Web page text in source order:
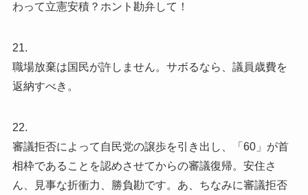
わって立憲安積？ホント勘弁して！
21.
職場放棄は国民が許しません。サボるなら、議員歳費を
返納すべき。
22.
審議拒否によって自民党の譲歩を引き出し、「60」が首
相枠であることを認めさせてからの審議復帰。安住さ
ん、見事な折衝力、勝負勘です。あ、ちなみに審議拒否